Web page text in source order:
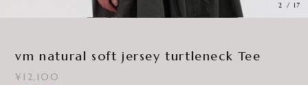
2 / 17
vm natural soft jersey turtleneck Tee
¥12,100